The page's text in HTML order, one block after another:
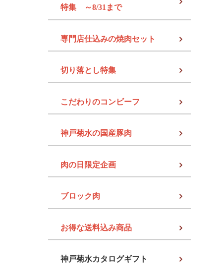
特集 ～8/31まで
専門店仕込みの焼肉セット
切り落とし特集
こだわりのコンビーフ
神戸菊水の国産豚肉
肉の日限定企画
ブロック肉
お得な送料込み商品
神戸菊水カタログギフト